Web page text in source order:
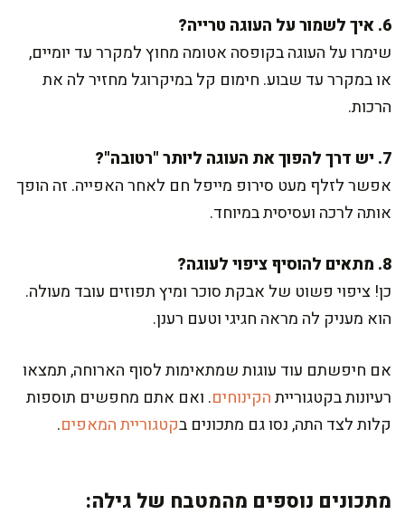
6. איך לשמור על העוגה טרייה?
שימרו על העוגה בקופסה אטומה מחוץ למקרר עד יומיים,
או במקרר עד שבוע. חימום קל במיקרוגל מחזיר לה את
הרכות.
7. יש דרך להפוך את העוגה ליותר "רטובה"?
אפשר לזלף מעט סירופ מייפל חם לאחר האפייה. זה הופך
אותה לרכה ועסיסית במיוחד.
8. מתאים להוסיף ציפוי לעוגה?
כן! ציפוי פשוט של אבקת סוכר ומיץ תפוזים עובד מעולה.
הוא מעניק לה מראה חגיגי וטעם רענן.
אם חיפשתם עוד עוגות שמתאימות לסוף הארוחה, תמצאו
רעיונות בקטגורייתהקינוחים. ואם אתם מחפשים תוספות
קלות לצד התה, נסו גם מתכונים בקטגוריית המאפים.
מתכונים נוספים מהמטבח של גילה: